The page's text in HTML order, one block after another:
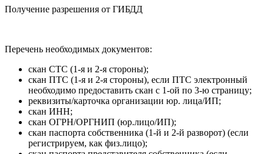
Получение разрешения от ГИБДД
Перечень необходимых документов:
скан СТС (1-я и 2-я стороны);
скан ПТС (1-я и 2-я стороны), если ПТС электронный
необходимо предоставить скан с 1-ой по 3-ю страницу;
реквизиты/карточка организации юр. лица/ИП;
скан ИНН;
скан ОГРН/ОРГНИП (юр.лицо/ИП);
скан паспорта собственника (1-й и 2-й разворот) (если
регистрируем, как физ.лицо);